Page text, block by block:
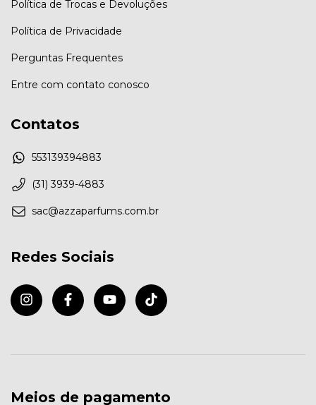
Política de Trocas e Devoluções
Política de Privacidade
Perguntas Frequentes
Entre com contato conosco
Contatos
553139394883
(31) 3939-4883
sac@azzaparfums.com.br
Redes Sociais
Meios de pagamento